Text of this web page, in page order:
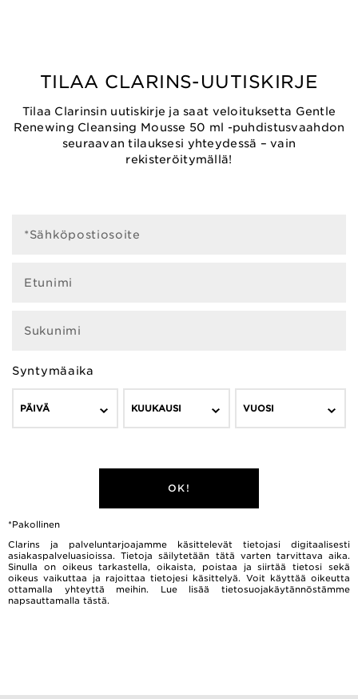
TILAA CLARINS-UUTISKIRJE
Tilaa Clarinsin uutiskirje ja saat veloituksetta Gentle
Renewing Cleansing Mousse 50 ml -puhdistusvaahdon
seuraavan tilauksesi yhteydessä – vain
rekisteröitymällä!
*Sähköpostiosoite
Etunimi
Sukunimi
Syntymäaika
PÄIVÄ KUUKAUSI VUOSI
OK!
*Pakollinen
Clarins ja palveluntarjoajamme käsittelevät tietojasi digitaalisesti
asiakaspalveluasioissa. Tietoja säilytetään tätä varten tarvittava aika.
Sinulla on oikeus tarkastella, oikaista, poistaa ja siirtää tietosi sekä
oikeus vaikuttaa ja rajoittaa tietojesi käsittelyä. Voit käyttää oikeutta
ottamalla yhteyttä meihin. Lue lisää tietosuojakäytännöstämme
napsauttamalla tästä.